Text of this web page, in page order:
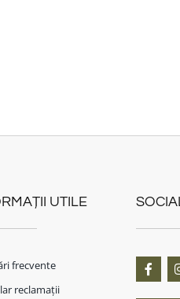
UTILE
frecvente
reclamații